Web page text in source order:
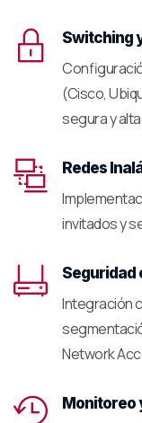
Switching
(Cisco,
segura y
Redes
invitados y
Seguridad
Integración
Network
Monitoreo